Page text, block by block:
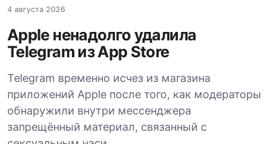
4 августа 2026
Apple ненадолго удалила
Telegram из App Store
Telegram временно исчез из магазина
приложений Apple после того, как модераторы
обнаружили внутри мессенджера
запрещённый материал, связанный с